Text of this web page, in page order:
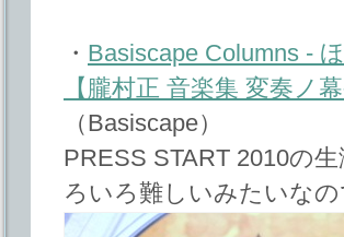
・ Basiscape Columns -
【朧村正 音楽集 変奏ノ
（Basiscape）
PRESS START 2010の
ろいろ難しいみたいなの